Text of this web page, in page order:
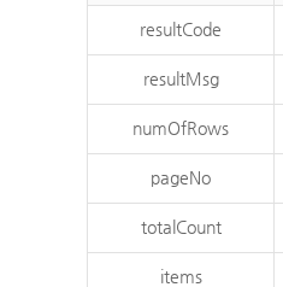
resultCode
resultMsg
numOfRows
pageNo
totalCount
items